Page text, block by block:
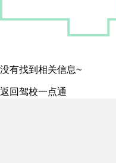
没有找到相关信息~
返回驾校一点通